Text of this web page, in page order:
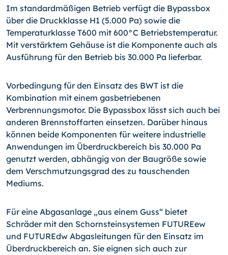
Im standardmäßigen Betrieb verfügt die Bypassbox
über die Druckklasse H1 (5.000 Pa) sowie die
Temperaturklasse T600 mit 600°C Betriebstemperatur.
Mit verstärktem Ge­häuse ist die Komponente auch als
Ausführung für den Betrieb bis 30.000 Pa lieferbar.
Vorbedingung für den Einsatz des BWT ist die
Kombination mit einem gasbetriebenen
Verbrennungsmotor. Die Bypassbox lässt sich auch bei
anderen Brennstoffarten ein­setzen. Darüber hinaus
können beide Komponenten für weitere industrielle
Anwendun­gen im Überdruckbereich bis 30.000 Pa
genutzt werden, abhängig von der Baugröße sowie
dem Verschmutzungsgrad des zu tauschenden
Mediums.
Für eine Abgasanlage „aus einem Guss“ bietet
Schräder mit den Schornsteinsystemen FUTUREew
und FUTUREdw Abgasleitungen für den Einsatz im
Überdruckbereich an. Sie eignen sich auch zur